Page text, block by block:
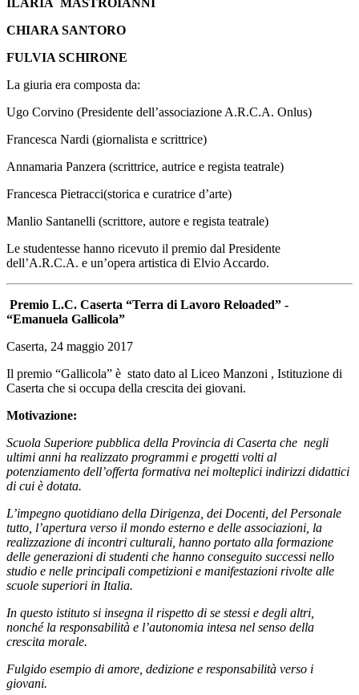
ILARIA MASTROIANNI
CHIARA SANTORO
FULVIA SCHIRONE
La giuria era composta da:
Ugo Corvino (Presidente dell’associazione A.R.C.A. Onlus)
Francesca Nardi (giornalista e scrittrice)
Annamaria Panzera (scrittrice, autrice e regista teatrale)
Francesca Pietracci(storica e curatrice d’arte)
Manlio Santanelli (scrittore, autore e regista teatrale)
Le studentesse hanno ricevuto il premio dal Presidente
dell’A.R.C.A. e un’opera artistica di Elvio Accardo.
Premio L.C. Caserta “Terra di Lavoro Reloaded” -
“Emanuela Gallicola”
Caserta, 24 maggio 2017
Il premio “Gallicola” è stato dato al Liceo Manzoni , Istituzione di
Caserta che si occupa della crescita dei giovani.
Motivazione:
Scuola Superiore pubblica della Provincia di Caserta che negli
ultimi anni ha realizzato programmi e progetti volti al
potenziamento dell’offerta formativa nei molteplici indirizzi didattici
di cui è dotata.
L’impegno quotidiano della Dirigenza, dei Docenti, del Personale
tutto, l’apertura verso il mondo esterno e delle associazioni, la
realizzazione di incontri culturali, hanno portato alla formazione
delle generazioni di studenti che hanno conseguito successi nello
studio e nelle principali competizioni e manifestazioni rivolte alle
scuole superiori in Italia.
In questo istituto si insegna il rispetto di se stessi e degli altri,
nonché la responsabilità e l’autonomia intesa nel senso della
crescita morale.
Fulgido esempio di amore, dedizione e responsabilità verso i
giovani.